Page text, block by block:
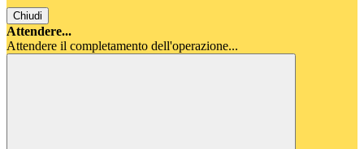
Chiudi
Attendere...
Attendere il completamento dell'operazione...